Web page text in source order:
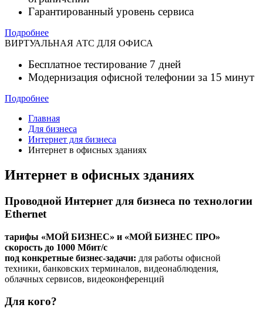
Гарантированный уровень сервиса
Подробнее
ВИРТУАЛЬНАЯ АТС ДЛЯ ОФИСА
Бесплатное тестирование 7 дней
Модернизация офисной телефонии за 15 минут
Подробнее
Главная
Для бизнеса
Интернет для бизнеса
Интернет в офисных зданиях
Интернет в офисных зданиях
Проводной Интернет для бизнеса по технологии
Ethernet
тарифы «МОЙ БИЗНЕС» и «МОЙ БИЗНЕС ПРО»
скорость до 1000 Мбит/с
под конкретные бизнес-задачи: для работы офисной
техники, банковских терминалов, видеонаблюдения,
облачных сервисов, видеоконференций
Для кого?